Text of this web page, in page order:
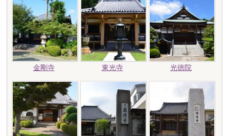
金剛寺 東光寺 光徳院